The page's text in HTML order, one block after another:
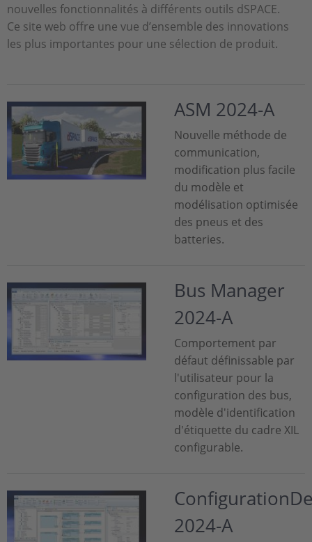
nouvelles fonctionnalités à différents outils dSPACE.
Ce site web offre une vue d’ensemble des innovations
les plus importantes pour une sélection de produit.
ASM 2024-A
Nouvelle méthode de
communication,
modification plus facile
du modèle et
modélisation optimisée
des pneus et des
batteries.
Bus Manager
2024-A
Comportement par
défaut définissable par
l'utilisateur pour la
configuration des bus,
modèle d'identification
d'étiquette du cadre XIL
configurable.
2024-A